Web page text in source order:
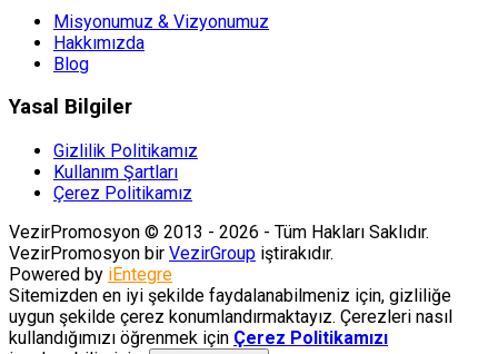
Misyonumuz & Vizyonumuz
Hakkımızda
Blog
Yasal Bilgiler
Gizlilik Politikamız
Kullanım Şartları
Çerez Politikamız
VezirPromosyon © 2013 - 2026 - Tüm Hakları Saklıdır.
VezirPromosyon bir VezirGroup iştirakıdır.
Powered by iEntegre
Sitemizden en iyi şekilde faydalanabilmeniz için, gizliliğe
uygun şekilde çerez konumlandırmaktayız. Çerezleri nasıl
kullandığımızı öğrenmek için Çerez Politikamızı